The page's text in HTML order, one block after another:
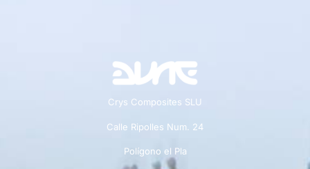
Crys Composites SLU
Calle Ripolles Num. 24
Polígono el Pla